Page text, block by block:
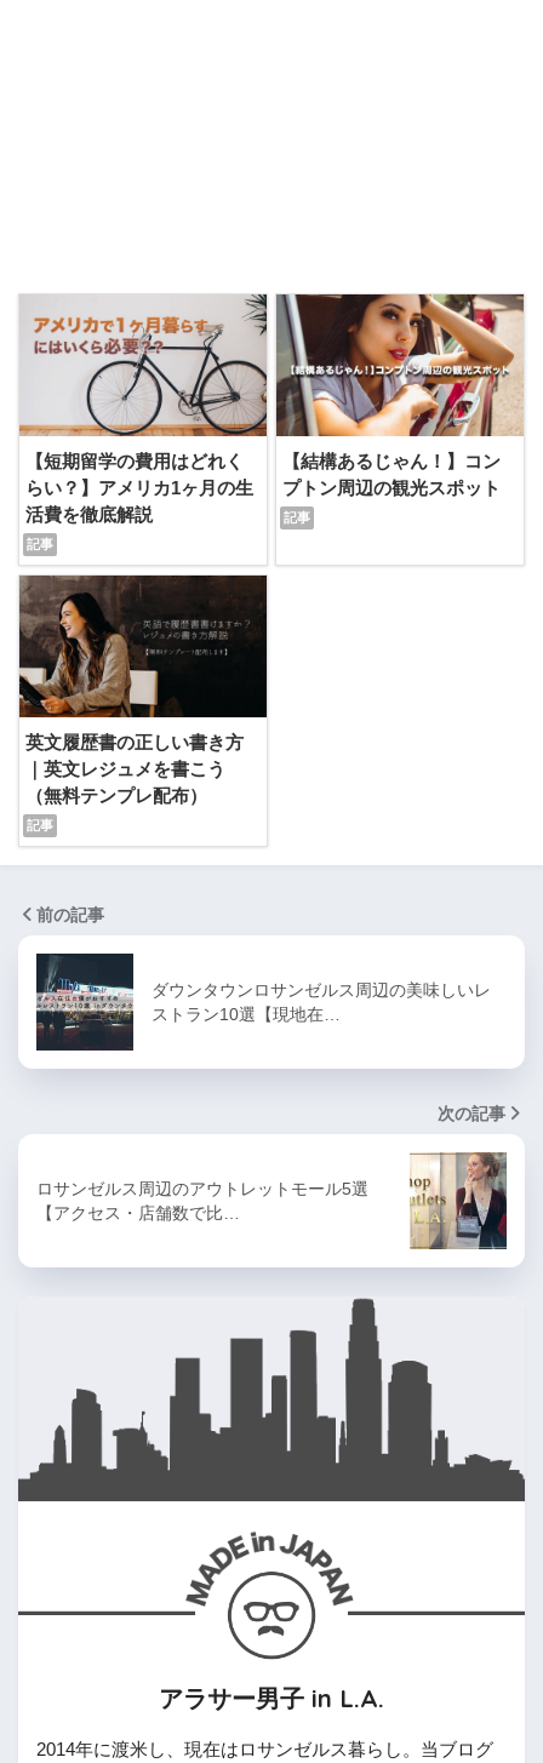
【短期留学の費用はどれく
らい？】アメリカ1ヶ月の生
活費を徹底解説
【結構あるじゃん！】コン
プトン周辺の観光スポット
英文履歴書の正しい書き方
｜英文レジュメを書こう
（無料テンプレ配布）
前の記事
ダウンタウンロサンゼルス周辺の美味しいレ
ストラン10選【現地在…
次の記事
ロサンゼルス周辺のアウトレットモール5選
【アクセス・店舗数で比…
アラサー男子 in L.A.
2014年に渡米し、現在はロサンゼルス暮らし。当ブログ